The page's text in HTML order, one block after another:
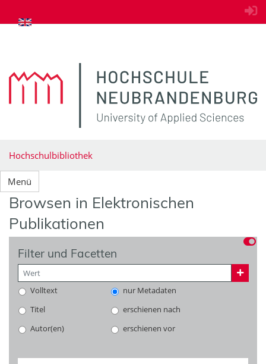
zum Inhalt springen
Hochschulbibliothek
Menü
Browsen in Elektronischen
Publikationen
Filter und Facetten
Volltext
nur Metadaten
Titel
erschienen nach
Autor(en)
erschienen vor